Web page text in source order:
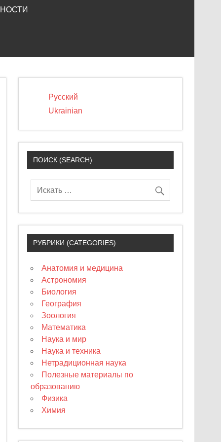
Русский
Ukrainian
ПОИСК (SEARCH)
РУБРИКИ (CATEGORIES)
Анатомия и медицина
Астрономия
Биология
География
Зоология
Математика
Наука и мир
Наука и техника
Нетрадиционная наука
Полезные материалы по
образованию
Физика
Химия